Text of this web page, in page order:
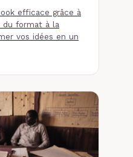
efficace grâce à
du format à la
vos idées en un